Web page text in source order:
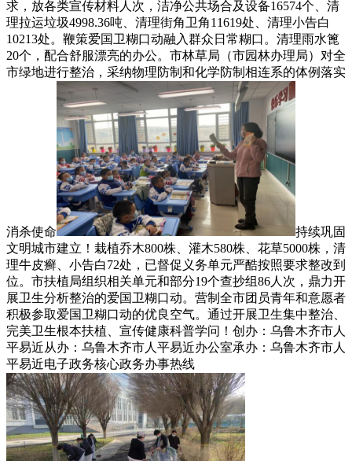
求，放各类宣传材料人次，洁净公共场合及设备16574个、清
理拉运垃圾4998.36吨、清理街角卫角11619处、清理小告白
10213处。鞭策爱国卫糊口动融入群众日常糊口。清理雨水篦
20个，配合舒服漂亮的办公。市林草局（市园林办理局）对全
市绿地进行整治，采纳物理防制和化学防制相连系的体例落实
消杀使命
持续巩固
文明城市建立！栽植乔木800株、灌木580株、花草5000株，清
理牛皮癣、小告白72处，已督促义务单元严酷按照要求整改到
位。市扶植局组织相关单元和部分19个查抄组86人次，鼎力开
展卫生分析整治的爱国卫糊口动。营制全市团员青年和意愿者
积极参取爱国卫糊口动的优良空气。通过开展卫生集中整治、
完美卫生根本扶植、宣传健康科普学问！创办：乌鲁木齐市人
平易近从办：乌鲁木齐市人平易近办公室承办：乌鲁木齐市人
平易近电子政务核心政务办事热线